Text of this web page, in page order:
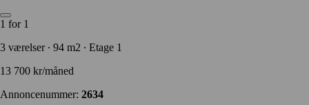
1 for 1
3 værelser ∙ 94 m2 ∙ Etage 1
13 700 kr/måned
Annoncenummer: 2634